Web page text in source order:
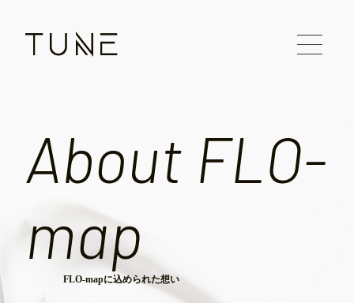
About FLO-
map
FLO-mapに込められた想い